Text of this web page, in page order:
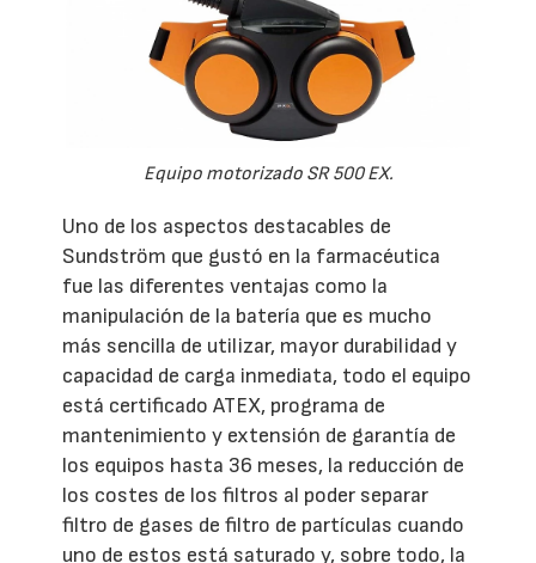
Equipo motorizado SR 500 EX.
Uno de los aspectos destacables de
Sundström que gustó en la farmacéutica
fue las diferentes ventajas como la
manipulación de la batería que es mucho
más sencilla de utilizar, mayor durabilidad y
capacidad de carga inmediata, todo el equipo
está certificado ATEX, programa de
mantenimiento y extensión de garantía de
los equipos hasta 36 meses, la reducción de
los costes de los filtros al poder separar
filtro de gases de filtro de partículas cuando
uno de estos está saturado y, sobre todo, la